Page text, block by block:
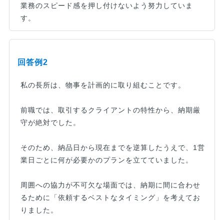
業務のスピード感を押し付けないよう努力していま
す。
回答例2
私の長所は、物事を計画的に取り組むことです。
前職では、取引するクライアントの特性から、納期厳
守が絶対でした。
そのため、納品日から現在までを逆算したうえで、1営
業日ごとに何が必要かのプランを立てていました。
周囲への協力が不可欠な場面では、納期に間に合わせ
るために「依頼するベストなタイミング」を考えてお
りました。